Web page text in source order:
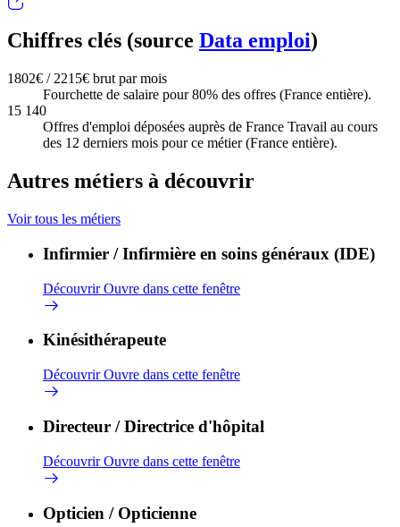
Chiffres clés (source Data emploi)
1802€ / 2215€ brut par mois
Fourchette de salaire pour 80% des offres (France entière).
15 140
Offres d'emploi déposées auprès de France Travail au cours
des 12 derniers mois pour ce métier (France entière).
Autres métiers à découvrir
Voir tous les métiers
Infirmier / Infirmière en soins généraux (IDE)
DécouvrirOuvre dans cette fenêtre
Kinésithérapeute
DécouvrirOuvre dans cette fenêtre
Directeur / Directrice d'hôpital
DécouvrirOuvre dans cette fenêtre
Opticien / Opticienne